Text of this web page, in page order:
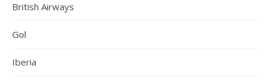
British Airways
Gol
Iberia